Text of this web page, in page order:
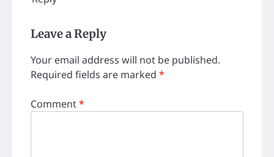
Leave a Reply
Your email address will not be published.
Required fields are marked *
Comment*